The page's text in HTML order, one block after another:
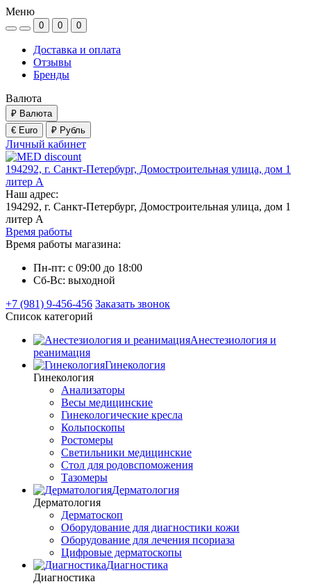
Меню
0 0 0
Доставка и оплата
Отзывы
Бренды
Валюта
₽ Валюта
€ Euro
₽ Рубль
Личный кабинет
194292, г. Санкт-Петербург, Домостроительная улица, дом 1
литер А
Наш адрес:
194292, г. Санкт-Петербург, Домостроительная улица, дом 1
литер А
Время работы
Время работы магазина:
Пн-пт: с 09:00 до 18:00
Сб-Вс: выходной
+7 (981) 9-456-456 Заказать звонок
Список категорий
Анестезиология и
реанимация
Гинекология
Гинекология
Анализаторы
Весы медицинские
Гинекологические кресла
Кольпоскопы
Ростомеры
Светильники медицинские
Стол для родовспоможения
Тазомеры
Дерматология
Дерматология
Дерматоскоп
Оборудование для диагностики кожи
Оборудование для лечения псориаза
Цифровые дерматоскопы
Диагностика
Диагностика